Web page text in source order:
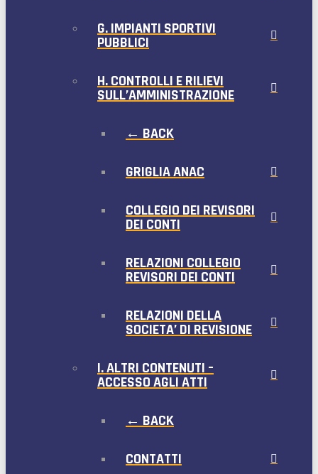
G. IMPIANTI SPORTIVI
PUBBLICI
H. CONTROLLI E RILIEVI
SULL’AMMINISTRAZIONE
← BACK
GRIGLIA ANAC
COLLEGIO DEI REVISORI
DEI CONTI
RELAZIONI COLLEGIO
REVISORI DEI CONTI
RELAZIONI DELLA
SOCIETA’ DI REVISIONE
I. ALTRI CONTENUTI –
ACCESSO AGLI ATTI
← BACK
CONTATTI